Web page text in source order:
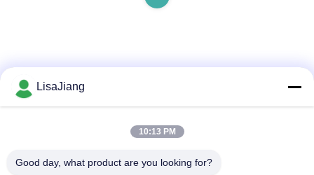
Nr. 1, Weg 1199, yunping Straße, jiading Bezirk, Shanghai,
LisaJiang
10:13 PM
Good day, what product are you looking for?